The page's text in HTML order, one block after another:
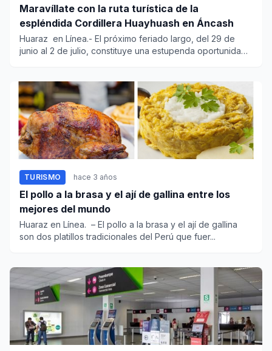
Maravíllate con la ruta turística de la
espléndida Cordillera Huayhuash en Áncash
Huaraz en Línea.- El próximo feriado largo, del 29 de
junio al 2 de julio, constituye una estupenda oportunidad
TURISMO hace 3 años
El pollo a la brasa y el ají de gallina entre los
mejores del mundo
Huaraz en Línea. – El pollo a la brasa y el ají de gallina
son dos platillos tradicionales del Perú que fuer...